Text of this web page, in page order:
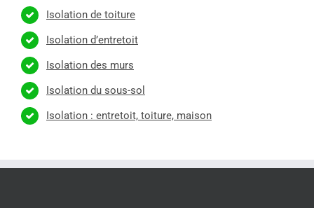
Isolation de toiture
Isolation d’entretoit
Isolation des murs
Isolation du sous-sol
Isolation : entretoit, toiture, maison